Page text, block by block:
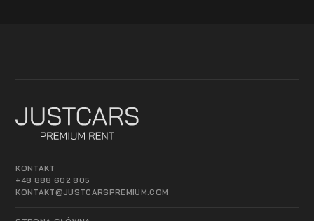
KONTAKT
+48 888 602 805
KONTAKT@JUSTCARSPREMIUM.COM